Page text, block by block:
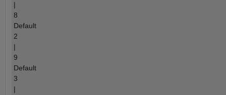
|
8
Default
2
|
9
Default
3
|